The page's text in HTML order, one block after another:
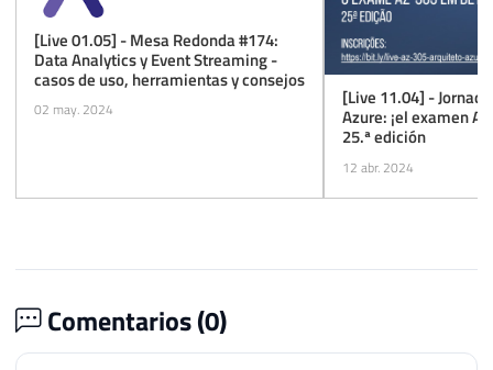
[Live 01.05] - Mesa Redonda #174:
Data Analytics y Event Streaming -
casos de uso, herramientas y consejos
02 may. 2024 [Live 11.04] -
Azure: ¡el examen
25.ª edición
12 abr. 2024
Comentarios (0)